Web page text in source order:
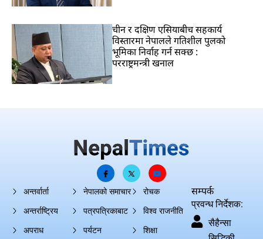
चीन र दक्षिण एसियाबीच सहकार्य
विस्तारमा नेपालले गतिशील पुलको
भूमिका निर्वाह गर्न सक्छ :
परराष्ट्रमन्त्री खनाल
अन्तर्वार्ता
अन्तर्राष्ट्रिय
अपराध
नेपालको समाचार
पत्रपत्रिकाबाट
पर्यटन
रोचक
विश्व राजनीति
शिक्षा
सम्पर्क
प्रवन्ध निर्देशक:
सैहैन्सा